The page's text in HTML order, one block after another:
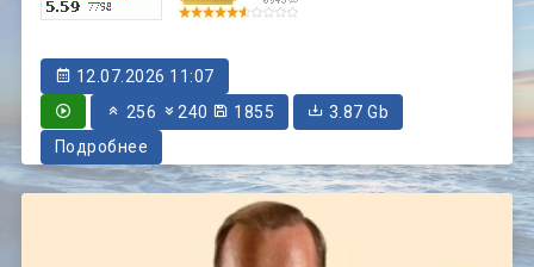
12.07.2026 11:07
256
240 1855
3.87 Gb
Подробнее